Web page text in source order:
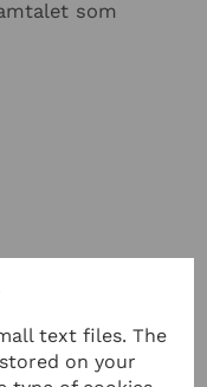
som
text files. The
on your